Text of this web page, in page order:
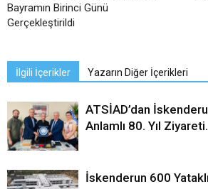
Bayramın Birinci Günü
Gerçekleştirildi
İlgili İçerikler Yazarın Diğer İçerikleri
ATSİAD’dan
Anlamlı 80. Yıl
İskenderun 600